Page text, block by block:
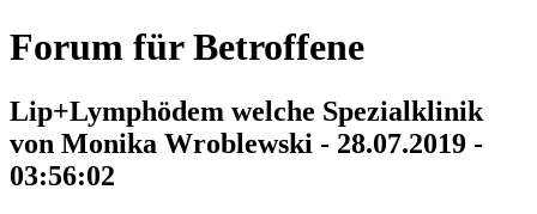
Forum für Betroffene
Lip+Lymphödem welche Spezialklinik
von Monika Wroblewski - 28.07.2019 -
03:56:02